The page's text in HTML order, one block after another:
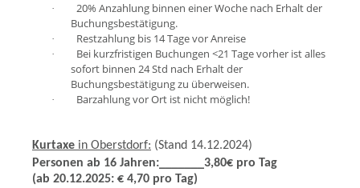
·
20% Anzahlung binnen einer Woche nach Erhalt der
Buchungsbestätigung.
· Restzahlung bis 14 Tage vor Anreise
·
Bei kurzfristigen Buchungen <21 Tage vorher ist alles
sofort binnen 24 Std nach Erhalt der
Buchungsbestätigung zu überweisen.
· Barzahlung vor Ort ist nicht möglich!
Kurtaxe in Oberstdorf: (Stand 14.12.2024)
Personen ab 16 Jahren:_______3,80€ pro Tag
(ab 20.12.2025: € 4,70 pro Tag)